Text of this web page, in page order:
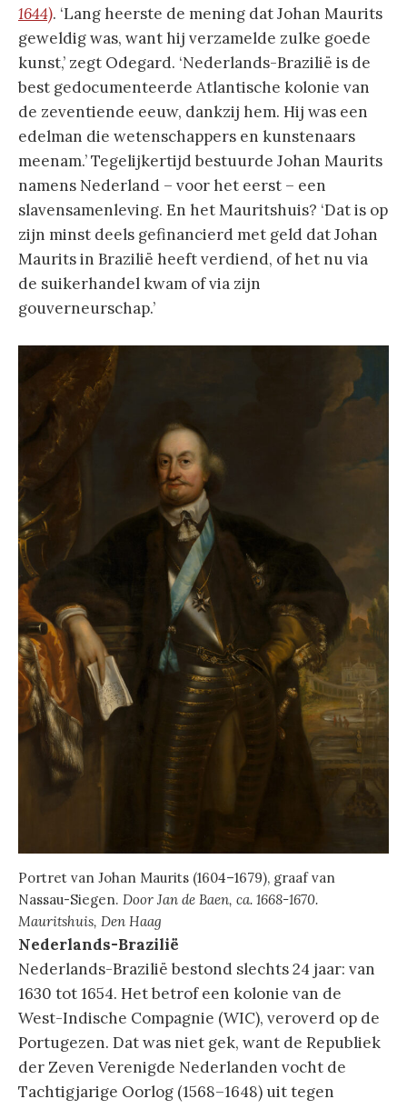
1644). ‘Lang heerste de mening dat Johan Maurits
geweldig was, want hij verzamelde zulke goede
kunst,’ zegt Odegard. ‘Nederlands-Brazilië is de
best gedocumenteerde Atlantische kolonie van
de zeventiende eeuw, dankzij hem. Hij was een
edelman die wetenschappers en kunstenaars
meenam.’ Tegelijkertijd bestuurde Johan Maurits
namens Nederland – voor het eerst – een
slavensamenleving. En het Mauritshuis? ‘Dat is op
zijn minst deels gefinancierd met geld dat Johan
Maurits in Brazilië heeft verdiend, of het nu via
de suikerhandel kwam of via zijn
gouverneurschap.’
Portret van Johan Maurits (1604–1679), graaf van
Nassau-Siegen. Door Jan de Baen, ca. 1668-1670.
Mauritshuis, Den Haag
Nederlands-Brazilië
Nederlands-Brazilië bestond slechts 24 jaar: van
1630 tot 1654. Het betrof een kolonie van de
West-Indische Compagnie (WIC), veroverd op de
Portugezen. Dat was niet gek, want de Republiek
der Zeven Verenigde Nederlanden vocht de
Tachtigjarige Oorlog (1568–1648) uit tegen